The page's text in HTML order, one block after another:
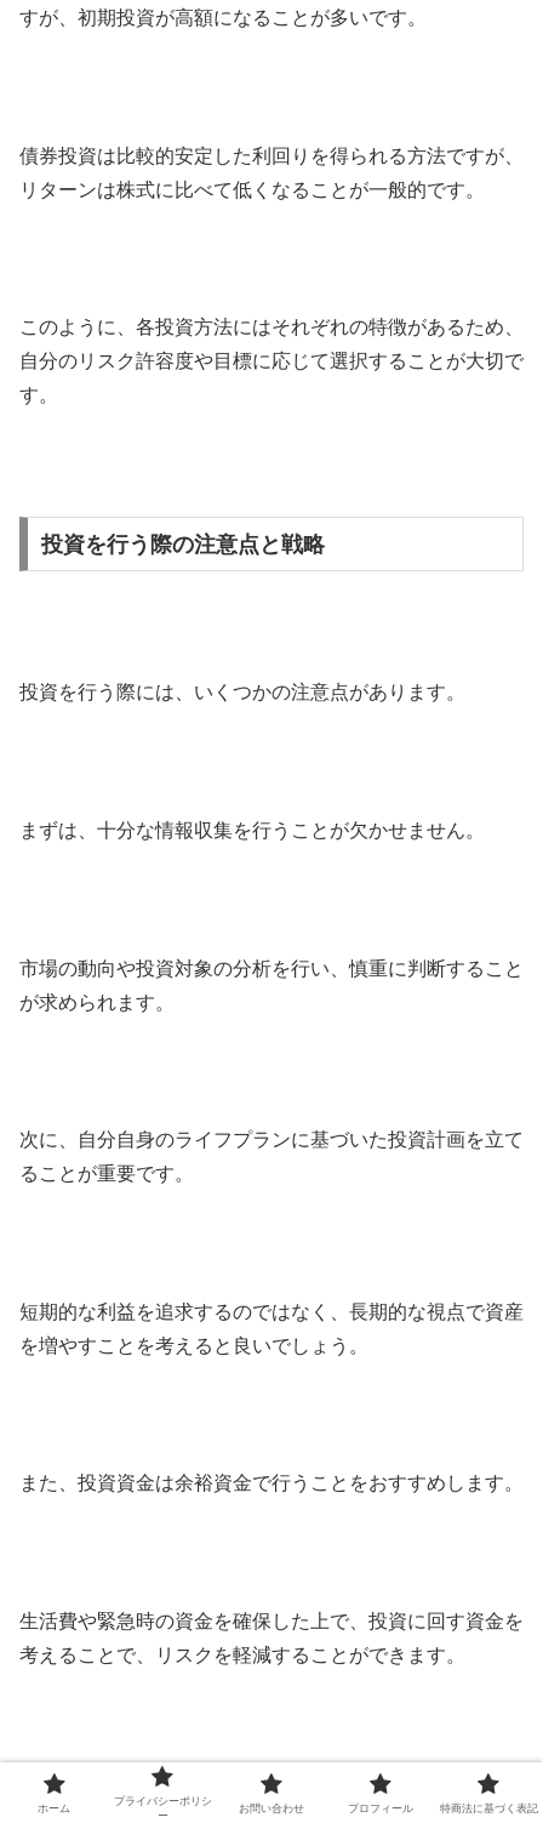
すが、初期投資が高額になることが多いです。
債券投資は比較的安定した利回りを得られる方法ですが、
リターンは株式に比べて低くなることが一般的です。
このように、各投資方法にはそれぞれの特徴があるため、
自分のリスク許容度や目標に応じて選択することが大切で
す。
投資を行う際の注意点と戦略
投資を行う際には、いくつかの注意点があります。
まずは、十分な情報収集を行うことが欠かせません。
市場の動向や投資対象の分析を行い、慎重に判断すること
が求められます。
次に、自分自身のライフプランに基づいた投資計画を立て
ることが重要です。
短期的な利益を追求するのではなく、長期的な視点で資産
を増やすことを考えると良いでしょう。
また、投資資金は余裕資金で行うことをおすすめします。
生活費や緊急時の資金を確保した上で、投資に回す資金を
考えることで、リスクを軽減することができます。
さらに、投資のポートフォリオを分散させることで、リス
ホーム
プライバシーポリシ
ー
お問い合わせ プロフィール 特商法に基づく表記